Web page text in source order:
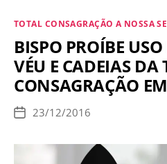
a
mais
poderosa
das
da
Categorias
TOTAL CONSAGRAÇÃO A NOSSA
BISPO PROÍBE
VÉU E CADEIAS DA
CONSAGRAÇÃO
Data
publicação
23/12/2016